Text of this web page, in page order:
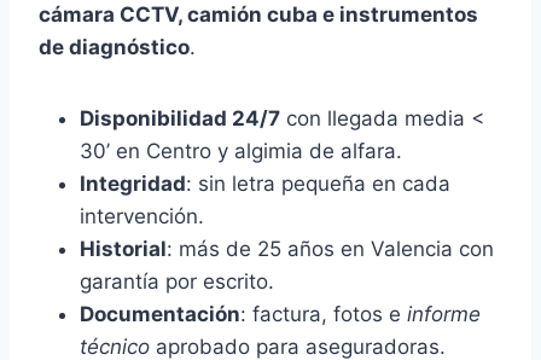
cámara CCTV, camión cuba e instrumentos
de diagnóstico.
Disponibilidad 24/7 con llegada media <
30’ en Centro y algimia de alfara.
Integridad: sin letra pequeña en cada
intervención.
Historial: más de 25 años en Valencia con
garantía por escrito.
Documentación: factura, fotos e informe
técnico aprobado para aseguradoras.